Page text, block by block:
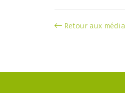
Retour aux